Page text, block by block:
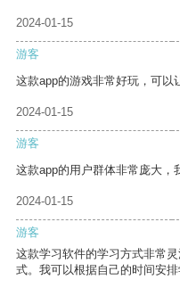
2024-01-15
游客
这款app的游戏非常好玩，可以
2024-01-15
游客
这款app的用户群体非常庞大，
2024-01-15
游客
这款学习软件的学习方式非常
式。我可以根据自己的时间安排